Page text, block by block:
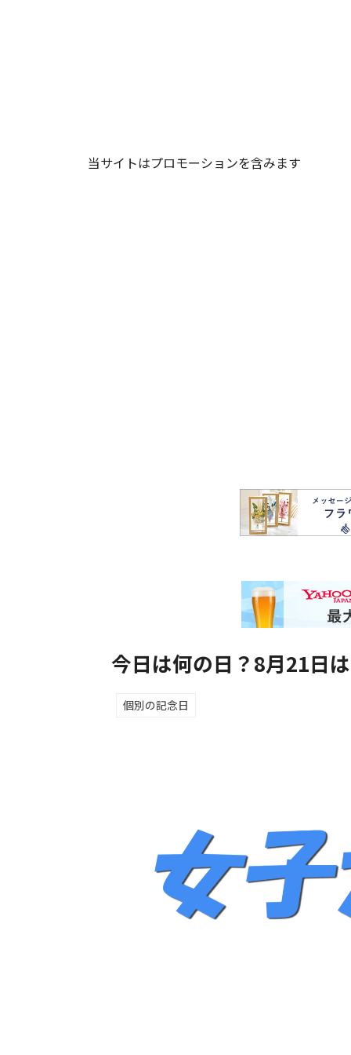
当サイトはプロモーションを含みます
今日は何の日？8月21日
個別の記念日